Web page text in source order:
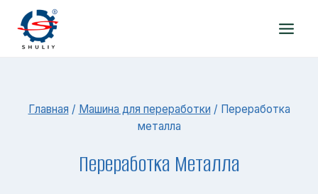
Перейти
содержимому
Главная / Машина для переработки / Переработка
металла
Переработка Металла